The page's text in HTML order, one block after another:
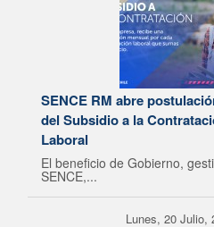
SENCE RM abre
del Subsidio a la
Laboral
El beneficio de Gobierno,
SENCE,...
Lunes, 20 Julio,